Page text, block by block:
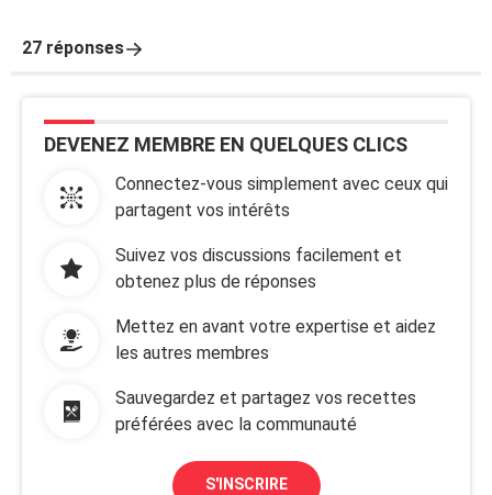
27 réponses
DEVENEZ MEMBRE EN QUELQUES CLICS
Connectez-vous simplement avec ceux qui
partagent vos intérêts
Suivez vos discussions facilement et
obtenez plus de réponses
Mettez en avant votre expertise et aidez
les autres membres
Sauvegardez et partagez vos recettes
préférées avec la communauté
S'INSCRIRE